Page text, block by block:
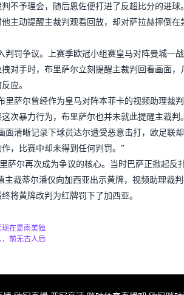
不予理会，随后恩佐便打进了反超比分的进球
主动提醒主裁判观看回放，却对萨拉赫摔倒在
判罚争议。上赛季欧冠小组赛皇马对阵曼城一
对手时，布里萨尔立刻提醒主裁判回看画面，
应。
萨尔曾经作为皇马对阵本菲卡的视频助理裁
次暴力行为，布里萨尔也并未就此提醒主裁判
清晰记录下球员达尔遭受恶意击打，欧足联
，比赛中却未得到任何判罚。”
萨尔再次成为争议的核心。当时巴萨正掀起反
裁蒂尔潘仅向加西亚出示黄牌，视频助理裁
将黄牌改判为红牌罚下了加西亚。
现在是南美独
，前无古人后